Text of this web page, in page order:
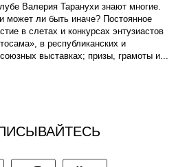
Валерия Таранухи знают многие.
может ли быть иначе? Постоянное
в слетах и конкурсах энтузиастов
в республиканских и
выставках; призы, грамоты и...